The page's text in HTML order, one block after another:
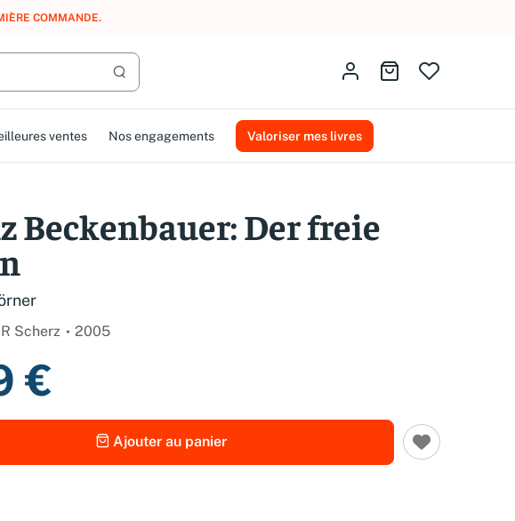
LE CLUB AMMAREAL.
Lancer la recherche
Identifiez-vousAller au panier
ventes Nos engagements Valoriser mes livres
Beckenbauer: Der freie
Scherz 2005
€
Ajouter au panier